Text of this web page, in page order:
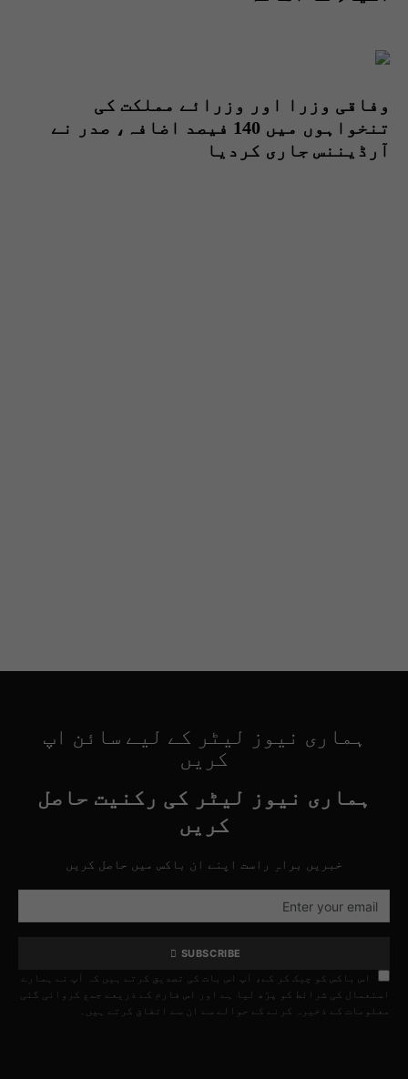
وفاقی وزرا اور وزرائے مملکت کی
تنخواہوں میں 140 فیصد اضافہ، صدر نے
آرڈیننس جاری کردیا
ہماری نیوز لیٹر کے لیے سائن اپ
کریں
ہماری نیوز لیٹر کی رکنیت حاصل
کریں
خبریں براہِ راست اپنے ان باکس میں حاصل کریں
SUBSCRIBE
اس باکس کو چیک کر کے، آپ اس بات کی تصدیق کرتے ہیں کہ آپ نے ہمارے
استعمال کی شرائط کو پڑھ لیا ہے اور اس فارم کے ذریعے جمع کروائی گئی
معلومات کے ذخیرہ کرنے کے حوالے سے ان سے اتفاق کرتے ہیں۔